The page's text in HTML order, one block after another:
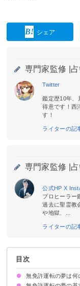
シェア
専門家監修 |
Twitter
鑑定歴10年、
得意です！西
す！
ライターの記
専門家監修 |
公式HP X
プロヒーラー
過去に聖霊教
や地獄、...
ライターの記
目次
無免許運転の夢は何